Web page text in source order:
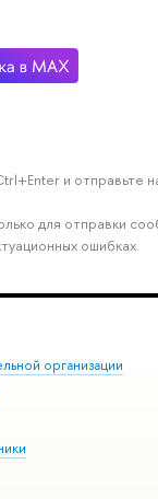
и отправьте
для отправки
ошибках.
организации